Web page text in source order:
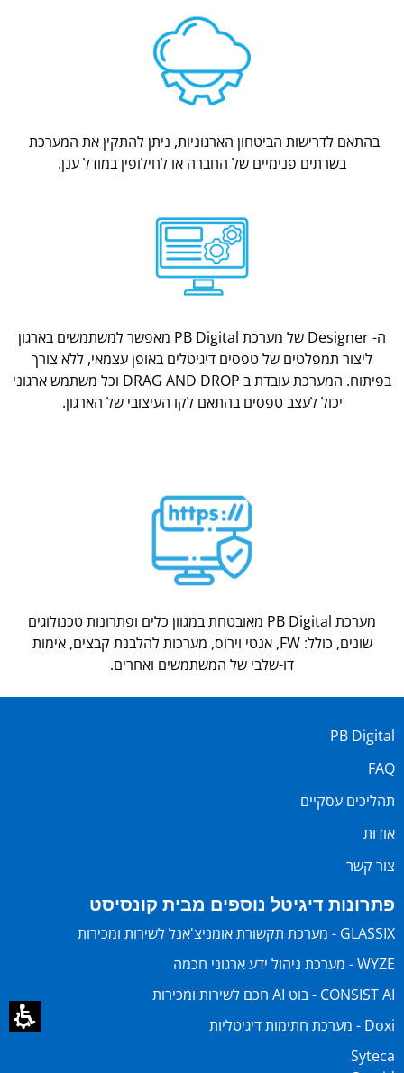
בהתאם לדרישות הביטחון הארגוניות, ניתן להתקין את המערכת
בשרתים פנימיים של החברה או לחילופין במודל ענן.
ה- Designer של מערכת PB Digital מאפשר למשתמשים בארגון
ליצור תמפלטים של טפסים דיגיטלים באופן עצמאי, ללא צורך
בפיתוח. המערכת עובדת ב DRAG AND DROP וכל משתמש ארגוני
יכול לעצב טפסים בהתאם לקו העיצובי של הארגון.
מערכת PB Digital מאובטחת במגוון כלים ופתרונות טכנולוגים
שונים, כולל: FW, אנטי וירוס, מערכות להלבנת קבצים, אימות
דו-שלבי של המשתמשים ואחרים.
PB Digital
FAQ
תהליכים עסקיים
אודות
צור קשר
פתרונות דיגיטל נוספים מבית קונסיסט
GLASSIX - מערכת תקשורת אומניצ'אנל לשירות ומכירות
WYZE - מערכת ניהול ידע ארגוני חכמה
CONSIST AI - בוט AI חכם לשירות ומכירות
Doxi - מערכת חתימות דיגיטליות
Syteca